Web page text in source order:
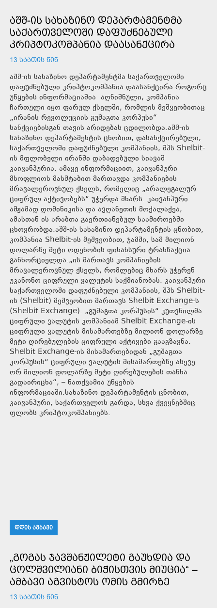
ᲐᲨᲨ-ᲘᲡ ᲡᲐᲮᲐᲖᲘᲜᲝ ᲓᲔᲞᲐᲠᲢᲐᲛᲔᲜᲢᲛᲐ
ᲡᲐᲥᲐᲠᲗᲕᲔᲚᲝᲨᲘ ᲓᲐᲤᲣᲫᲜᲔᲑᲣᲚᲘ
ᲙᲠᲘᲞᲢᲝᲙᲝᲛᲞᲐᲜᲘᲐ ᲓᲐᲐᲡᲐᲜᲥᲪᲘᲠᲐ
13 ᲡᲐᲐᲗᲘᲡ ᲬᲘᲜ
აშშ-ის სახაზინო დეპარტამენტმა საქართველოში
დაფუძნებული კრიპტოკომპანია დაასანქცირა.როგორც
უწყების ინფორმაციაშია აღნიშნული, კომპანია
ჩართული იყო ფარულ ქსელში, რომლის მეშვეობითაც
„ირანის რევოლუციის გუშაგთა კორპუსი“
სანქციებისგან თავის არიდებას ცდილობდა.აშშ-ის
სახაზინო დეპარტამენტის ცნობით, დასანქცირებული,
საქართველოში დაფუძნებული კომპანიის, შპს Shelbit-
ის მფლობელი ირანში დაბადებული სიავაშ
კაივანპურია. ამავე ინფორმაციით, კაივანპური
მსოფლიოს მასშტაბით მართავდა კომპანიების
მრავალეროვნულ ქსელს, რომელიც „არალეგალურ
ციფრულ აქტივობებს“ უჭერდა მხარს. კაივანპური
ამჟამად დომინიკისა და ავღანეთის მოქალაქეა,
ამასთან ის არაბთა გაერთიანებულ საამიროებში
ცხოვრობდა.აშშ-ის სახაზინო დეპარტამენტის ცნობით,
კომპანია Shelbit-ის მეშვეობით, ჯამში, სამ მილიონ
დოლარზე მეტი ოდენობის ფინანსური ტრანზაქცია
განხორციელდა.„ის მართავს კომპანიების
მრავალეროვნულ ქსელს, რომლებიც მხარს უჭერენ
უკანონო ციფრული ვალუტის საქმიანობას. კაივანპური
საქართველოში დაფუძნებული კომპანიის, შპს Shelbit-
ის (Shelbit) მეშვეობით მართავს Shelbit Exchange-ს
(Shelbit Exchange). „გუშაგთა კორპუსის“ კუთვნილმა
ციფრული ვალუტის კომპანიამ Shelbit Exchange-ის
ციფრული ვალუტის მისამართებზე მილიონ დოლარზე
მეტი ღირებულების ციფრული აქტივები გააგზავნა.
Shelbit Exchange-ის მისამართებიდან „გუშაგთა
კორპუსის“ ციფრული ვალუტის მისამართებზე ასევე
ორ მილიონ დოლარზე მეტი ღირებულების თანხა
გადაირიცხა“, – ნათქვამია უწყების
ინფორმაციაში.სახაზინო დეპარტამენტის ცნობით,
კაივანპური, საქართველოს გარდა, სხვა ქვეყნებშიც
ფლობს კრიპტოკომპანიებს.
ᲓᲦᲘᲡ ᲐᲛᲑᲐᲕᲘ
„ᲒᲝᲒᲐᲡ ᲯᲐᲕᲨᲐᲜᲟᲘᲚᲔᲢᲘ ᲒᲐᲣᲮᲓᲘᲐ ᲓᲐ
ᲪᲝᲚᲨᲕᲘᲚᲘᲐᲜᲘ ᲑᲘᲭᲘᲡᲗᲕᲘᲡ ᲛᲘᲣᲪᲘᲐ“ –
ᲐᲛᲑᲐᲕᲘ ᲐᲒᲕᲘᲡᲢᲝᲡ ᲝᲛᲘᲡ ᲒᲛᲘᲠᲖᲔ
13 ᲡᲐᲐᲗᲘᲡ ᲬᲘᲜ